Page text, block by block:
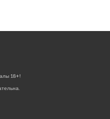
18+!